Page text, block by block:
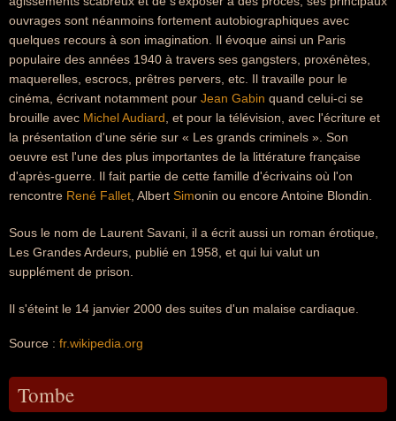
ouvrages sont néanmoins fortement autobiographiques avec
quelques recours à son imagination. Il évoque ainsi un Paris
populaire des années 1940 à travers ses gangsters, proxénètes,
maquerelles, escrocs, prêtres pervers, etc. Il travaille pour le
cinéma, écrivant notamment pour Jean Gabin quand celui-ci se
brouille avec Michel Audiard , et pour la télévision, avec l'écriture et
la présentation d'une série sur « Les grands criminels ». Son
oeuvre est l'une des plus importantes de la littérature française
d'après-guerre. Il fait partie de cette famille d'écrivains où l'on
rencontre René Fallet , Albert Simonin ou encore Antoine Blondin.
Sous le nom de Laurent Savani, il a écrit aussi un roman érotique,
Les Grandes Ardeurs, publié en 1958, et qui lui valut un
supplément de prison.
Il s'éteint le 14 janvier 2000 des suites d'un malaise cardiaque.
Source : fr.wikipedia.org
Tombe